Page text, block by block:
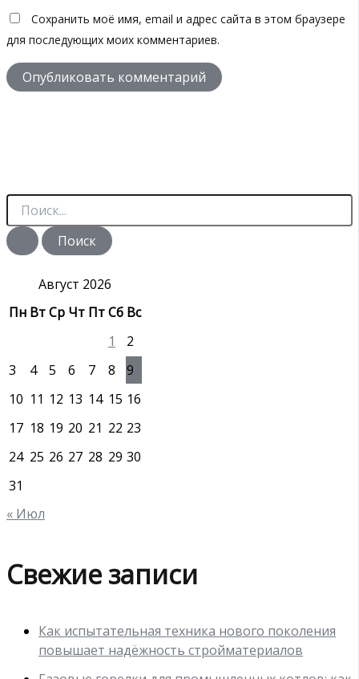
Сохранить моё имя, email и адрес сайта в этом браузере
для последующих моих комментариев.
П
и
с
Август 2026
Пн ВтСр Чт ПтСб Вс
1
2
3
4 5 6 7 8
9
10 11 12 13 14 15 16
17 18 19 20 21 22 23
24 25 26 27 28 29 30
31
« Июл
Свежие записи
Как испытательная техника нового поколения
повышает надёжность стройматериалов